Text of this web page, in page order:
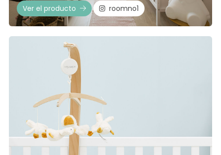
Ver el producto roomno1